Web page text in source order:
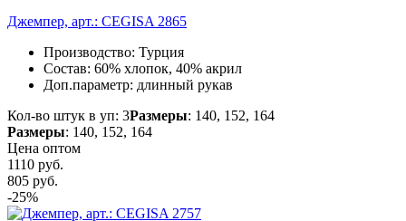
Джемпер, арт.: CEGISA 2865
Производство: Турция
Состав: 60% хлопок, 40% акрил
Доп.параметр: длинный рукав
Кол-во штук в уп: 3Размеры: 140, 152, 164
Размеры: 140, 152, 164
Цена оптом
1110 руб.
805 руб.
-25%